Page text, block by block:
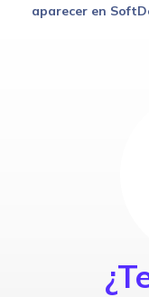
aparecer en